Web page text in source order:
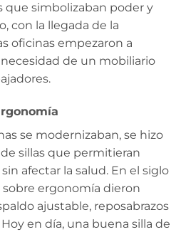
que simbolizaban poder y
con la llegada de la
oficinas empezaron a
necesidad de un mobiliario
se modernizaban, se hizo
sillas que permitieran
afectar la salud. En el siglo
sobre ergonomía dieron
ajustable, reposabrazos
en día, una buena silla de